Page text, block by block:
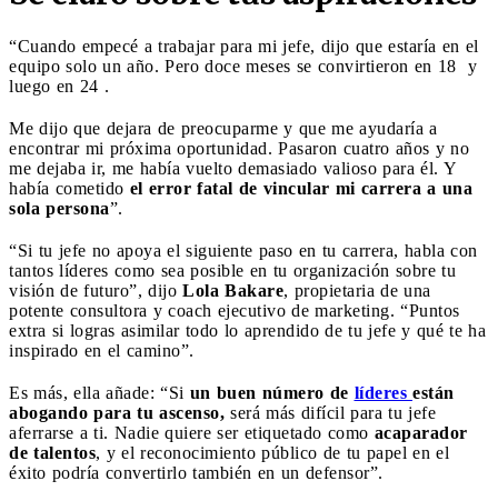
“Cuando empecé a trabajar para mi jefe, dijo que estaría en el
equipo solo un año. Pero doce meses se convirtieron en 18 y
luego en 24 .
Me dijo que dejara de preocuparme y que me ayudaría a
encontrar mi próxima oportunidad. Pasaron cuatro años y no
me dejaba ir, me había vuelto demasiado valioso para él. Y
había cometido el error fatal de vincular mi carrera a una
sola persona”.
“Si tu jefe no apoya el siguiente paso en tu carrera, habla con
tantos líderes como sea posible en tu organización sobre tu
visión de futuro”, dijo Lola Bakare, propietaria de una
potente consultora y coach ejecutivo de marketing. “Puntos
extra si logras asimilar todo lo aprendido de tu jefe y qué te ha
inspirado en el camino”.
Es más, ella añade: “Si un buen número de líderes están
abogando para tu ascenso, será más difícil para tu jefe
aferrarse a ti. Nadie quiere ser etiquetado como acaparador
de talentos, y el reconocimiento público de tu papel en el
éxito podría convertirlo también en un defensor”.